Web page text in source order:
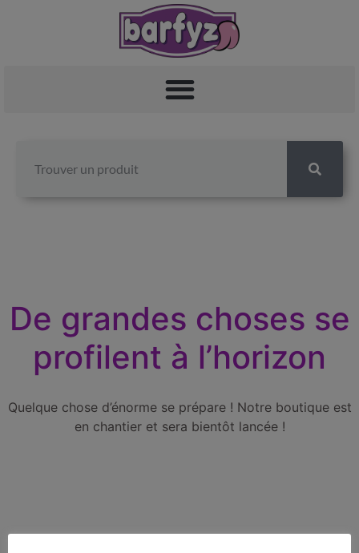
De grandes choses se
profilent à l’horizon
Quelque chose d’énorme se prépare ! Notre boutique est
en chantier et sera bientôt lancée !